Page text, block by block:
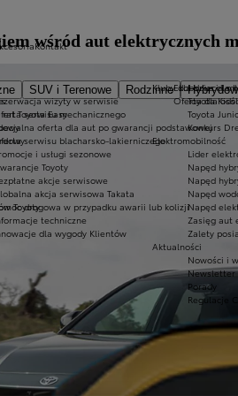
SUV i Terenowe RodzinneEkobonus dla
Oferta dla
Toyoty
Kluby dla dzieci i
Toyota Kids
Toyota
Konkurs
Elektromobilność
Lider
Napęd
Napęd
Napęd
Napęd
Zasięg aut
Zalety
Aktualności
Nowości i
Newsletter
Porady
Regulacje
Toyota Easy
wizyty w serwisie
serwisu mechanicznego
oferta dla aut po gwarancji podstawowej
serwisu blacharsko-lakierniczego
i usługi sezonowe
Toyoty
akcje serwisowe
akcja serwisowa Takata
drogowa w przypadku awarii lub kolizji
techniczne
dla wygody Klientów
Kontakt
wśród aut elektrycznych